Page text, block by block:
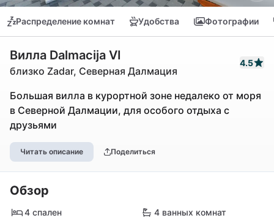
Распределение комнат Удобства Фотографии
Вилла Dalmacija VI
близко Zadar, Северная Далмация
4.5
Большая вилла в курортной зоне недалеко от моря
в Северной Далмации, для особого отдыха с
друзьями
Читать описание Поделиться
Обзор
4 спален
4 ванных комнат